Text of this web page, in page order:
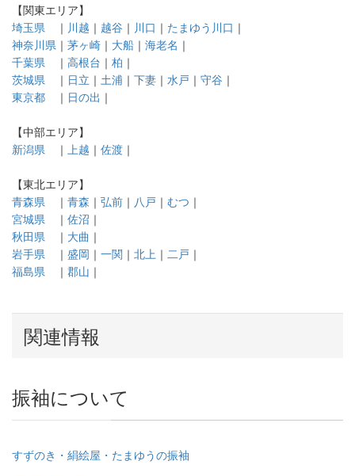
【関東エリア】
埼玉県 ｜ 川越 ｜ 越谷 ｜ 川口 ｜ たまゆう川口 ｜
神奈川県 ｜ 茅ヶ崎 ｜ 大船 ｜ 海老名 ｜
千葉県 ｜ 高根台 ｜ 柏 ｜
茨城県 ｜ 日立 ｜ 土浦 ｜ 下妻 ｜ 水戸 ｜ 守谷 ｜
東京都 ｜ 日の出 ｜
【中部エリア】
新潟県 ｜ 上越 ｜ 佐渡 ｜
【東北エリア】
青森県 ｜ 青森 ｜ 弘前 ｜ 八戸 ｜ むつ ｜
宮城県 ｜ 佐沼 ｜
秋田県 ｜ 大曲 ｜
岩手県 ｜ 盛岡 ｜ 一関 ｜ 北上 ｜ 二戸 ｜
福島県 ｜ 郡山 ｜
関連情報
振袖について
すずのき・絹絵屋・たまゆうの振袖